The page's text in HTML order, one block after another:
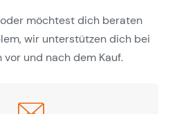
möchtest dich beraten
wir unterstützen dich bei
vor und nach dem Kauf.